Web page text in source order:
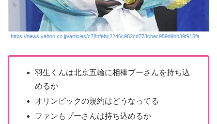
https://news.yahoo.co.jp/articles/c78bfebc2246c982cd773cbec959d9bb39f915fa
羽生くんは北京五輪に相棒プーさんを持ち込
めるか
オリンピックの規約はどうなってる
ファンもプーさんは持ち込めるか